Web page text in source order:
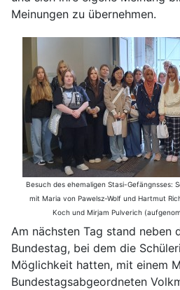
Meinungen zu übernehmen.
Besuch des ehemaligen Stasi-Gefängnsses:
mit Maria von Pawelsz-Wolf und Hartmut
Koch und Mirjam Pulverich
Am nächsten Tag stand neben
Bundestag, bei dem die
Möglichkeit hatten, mit einem
Bundestagsabgeordneten